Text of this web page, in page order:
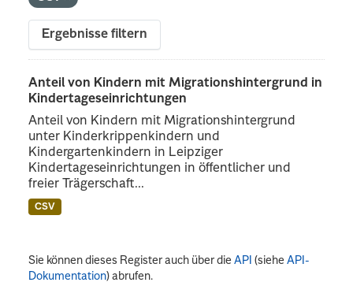
Ergebnisse filtern
Anteil von Kindern mit Migrationshintergrund in
Kindertageseinrichtungen
Anteil von Kindern mit Migrationshintergrund
unter Kinderkrippenkindern und
Kindergartenkindern in Leipziger
Kindertageseinrichtungen in öffentlicher und
freier Trägerschaft...
CSV
Sie können dieses Register auch über dieAPI (sieheAPI-
Dokumentation) abrufen.